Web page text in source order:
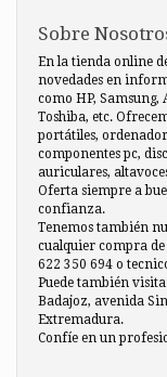
Sobre
En la tienda online
novedades en
como HP, Samsung,
Toshiba, etc.
portátiles,
componentes pc,
auriculares,
Oferta siempre a
confianza.
Tenemos también
cualquier compra
622 350 694 o
Puede también
Badajoz, avenida
Extremadura.
Confíe en un